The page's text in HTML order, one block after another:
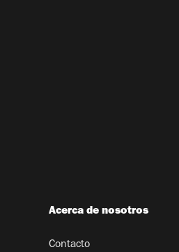
Acerca de nosotros
Contacto